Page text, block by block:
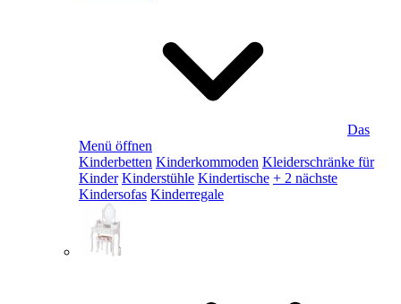
Das
Menü öffnen
Kinderbetten Kinderkommoden Kleiderschränke für
Kinder Kinderstühle Kindertische + 2 nächste
Kindersofas Kinderregale